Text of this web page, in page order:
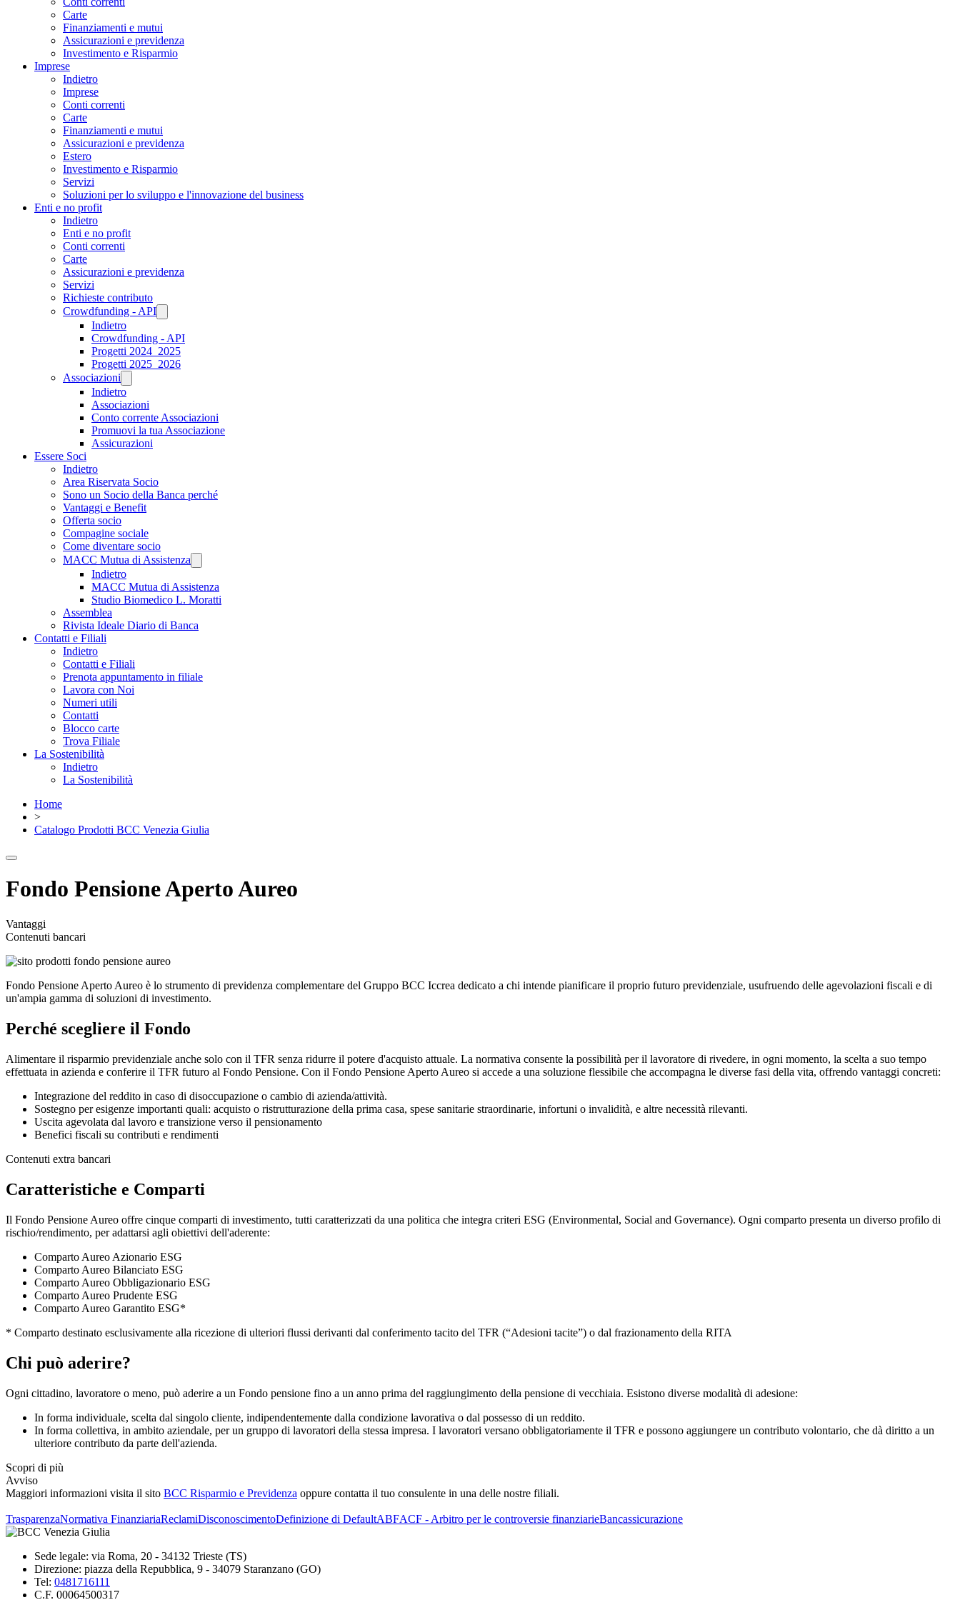
Carte
Finanziamenti e mutui
Assicurazioni e previdenza
Investimento e Risparmio
Imprese
Indietro
Imprese
Conti correnti
Carte
Finanziamenti e mutui
Assicurazioni e previdenza
Estero
Investimento e Risparmio
Servizi
Soluzioni per lo sviluppo e l'innovazione del business
Enti e no profit
Indietro
Enti e no profit
Conti correnti
Carte
Assicurazioni e previdenza
Servizi
Richieste contributo
Crowdfunding - API
Indietro
Crowdfunding - API
Progetti 2024_2025
Progetti 2025_2026
Associazioni
Indietro
Associazioni
Conto corrente Associazioni
Promuovi la tua Associazione
Assicurazioni
Essere Soci
Indietro
Area Riservata Socio
Sono un Socio della Banca perché
Vantaggi e Benefit
Offerta socio
Compagine sociale
Come diventare socio
MACC Mutua di Assistenza
Indietro
MACC Mutua di Assistenza
Studio Biomedico L. Moratti
Assemblea
Rivista Ideale Diario di Banca
Contatti e Filiali
Indietro
Contatti e Filiali
Prenota appuntamento in filiale
Lavora con Noi
Numeri utili
Contatti
Blocco carte
Trova Filiale
La Sostenibilità
Indietro
La Sostenibilità
Home
>
Catalogo Prodotti BCC Venezia Giulia
Fondo Pensione Aperto Aureo
Vantaggi
Contenuti bancari
Fondo Pensione Aperto Aureo è lo strumento di previdenza complementare del Gruppo BCC Iccrea dedicato a chi intende pianificare il proprio futuro previdenziale, usufruendo delle agevolazioni fiscali e di
un'ampia gamma di soluzioni di investimento.
Perché scegliere il Fondo
Alimentare il risparmio previdenziale anche solo con il TFR senza ridurre il potere d'acquisto attuale. La normativa consente la possibilità per il lavoratore di rivedere, in ogni momento, la scelta a suo tempo
effettuata in azienda e conferire il TFR futuro al Fondo Pensione. Con il Fondo Pensione Aperto Aureo si accede a una soluzione flessibile che accompagna le diverse fasi della vita, offrendo vantaggi concreti:
Integrazione del reddito in caso di disoccupazione o cambio di azienda/attività.
Sostegno per esigenze importanti quali: acquisto o ristrutturazione della prima casa, spese sanitarie straordinarie, infortuni o invalidità, e altre necessità rilevanti.
Uscita agevolata dal lavoro e transizione verso il pensionamento
Benefici fiscali su contributi e rendimenti
Contenuti extra bancari
Caratteristiche e Comparti
Il Fondo Pensione Aureo offre cinque comparti di investimento, tutti caratterizzati da una politica che integra criteri ESG (Environmental, Social and Governance). Ogni comparto presenta un diverso profilo di
rischio/rendimento, per adattarsi agli obiettivi dell'aderente:
Comparto Aureo Azionario ESG
Comparto Aureo Bilanciato ESG
Comparto Aureo Obbligazionario ESG
Comparto Aureo Prudente ESG
Comparto Aureo Garantito ESG*
* Comparto destinato esclusivamente alla ricezione di ulteriori flussi derivanti dal conferimento tacito del TFR (“Adesioni tacite”) o dal frazionamento della RITA
Chi può aderire?
Ogni cittadino, lavoratore o meno, può aderire a un Fondo pensione fino a un anno prima del raggiungimento della pensione di vecchiaia. Esistono diverse modalità di adesione:
In forma individuale, scelta dal singolo cliente, indipendentemente dalla condizione lavorativa o dal possesso di un reddito.
In forma collettiva, in ambito aziendale, per un gruppo di lavoratori della stessa impresa. I lavoratori versano obbligatoriamente il TFR e possono aggiungere un contributo volontario, che dà diritto a un
ulteriore contributo da parte dell'azienda.
Scopri di più
Avviso
Maggiori informazioni visita il sito BCC Risparmio e Previdenza oppure contatta il tuo consulente in una delle nostre filiali.
TrasparenzaNormativa FinanziariaReclamiDisconoscimentoDefinizione di DefaultABFACF - Arbitro per le controversie finanziarieBancassicurazione
Sede legale: via Roma, 20 - 34132 Trieste (TS)
Direzione: piazza della Repubblica, 9 - 34079 Staranzano (GO)
Tel: 0481716111
C.F. 00064500317